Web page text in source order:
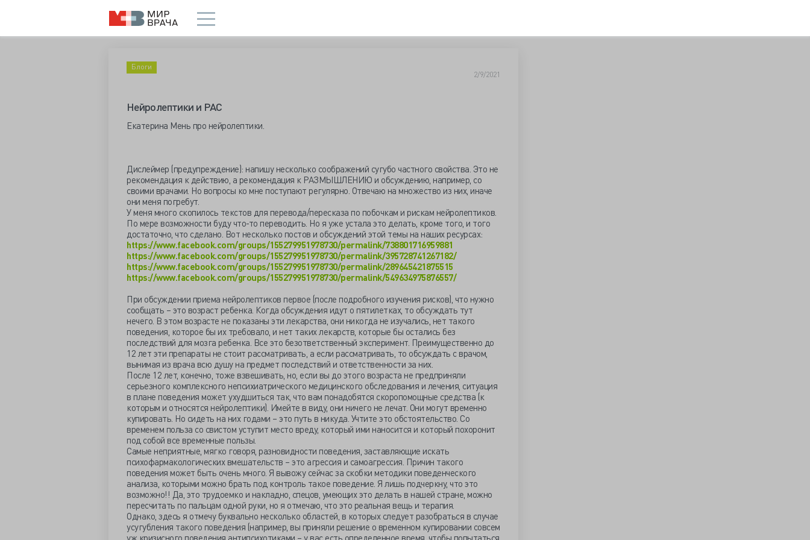
Блоги
2/9/2021
Нейролептики и РАС
Екатерина Мень про нейролептики.
Дислеймер (предупреждение): напишу несколько соображений сугубо частного свойства. Это не
рекомендация к действию, а рекомендация к РАЗМЫШЛЕНИЮ и обсуждению, например, со
своими врачами. Но вопросы ко мне поступают регулярно. Отвечаю на множество из них, иначе
они меня погребут.
У меня много скопилось текстов для перевода/пересказа по побочкам и рискам нейролептиков.
По мере возможности буду что-то переводить. Но я уже устала это делать, кроме того, и того
достаточно, что сделано. Вот несколько постов и обсуждений этой темы на наших ресурсах:
https://www.facebook.com/groups/155279951978730/permalink/738801716959881
https://www.facebook.com/groups/155279951978730/permalink/395728741267182/
https://www.facebook.com/groups/155279951978730/permalink/289645421875515
https://www.facebook.com/groups/155279951978730/permalink/549634975876557/
При обсуждении приема нейролептиков первое (после подробного изучения рисков), что нужно
сообщать – это возраст ребенка. Когда обсуждения идут о пятилетках, то обсуждать тут
нечего. В этом возрасте не показаны эти лекарства, они никогда не изучались, нет такого
поведения, которое бы их требовало, и нет таких лекарств, которые бы остались без
последствий для мозга ребенка. Все это безответственный эксперимент. Преимущественно до
12 лет эти препараты не стоит рассматривать, а если рассматривать, то обсуждать с врачом,
вынимая из врача всю душу на предмет последствий и ответственности за них.
После 12 лет, конечно, тоже взвешивать, но, если вы до этого возраста не предприняли
серьезного комплексного непсихиатрического медицинского обследования и лечения, ситуация
в плане поведения может ухудшиться так, что вам понадобятся скоропомощные средства (к
которым и относятся нейролептики). Имейте в виду, они ничего не лечат. Они могут временно
купировать. Но сидеть на них годами – это путь в никуда. Учтите это обстоятельство. Со
временем польза со свистом уступит место вреду, который ими наносится и который похоронит
под собой все временные пользы.
Самые неприятные, мягко говоря, разновидности поведения, заставляющие искать
психофармакологических вмешательств – это агрессия и самоагрессия. Причин такого
поведения может быть очень много. Я вывожу сейчас за скобки методики поведенческого
анализа, которыми можно брать под контроль такое поведение. Я лишь подчеркну, что это
возможно!! Да, это трудоемко и накладно, спецов, умеющих это делать в нашей стране, можно
пересчитать по пальцам одной руки, но я отмечаю, что это реальная вещь и терапия.
Однако, здесь я отмечу буквально несколько областей, в которых следует разобраться в случае
усугубления такого поведения (например, вы приняли решение о временном купировании совсем
уж кризисного поведения антипсихотиками – у вас есть определенное время, чтобы попытаться